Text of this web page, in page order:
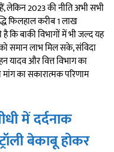
लेकिन 2023 की नीति अभी सभी
फिलहाल करीब 1 लाख
कि बाकी विभागों में भी जल्द यह
को समान लाभ मिल सके, संविदा
यादव और वित्त विभाग का
का सकारात्मक परिणाम
में दर्दनाक
बेकाबू होकर